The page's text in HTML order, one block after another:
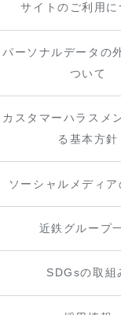
サイトのご利用に
パーソナルデータの
ついて
カスタマーハラスメ
る基本方針
ソーシャルメディア
近鉄グループ
SDGsの取組